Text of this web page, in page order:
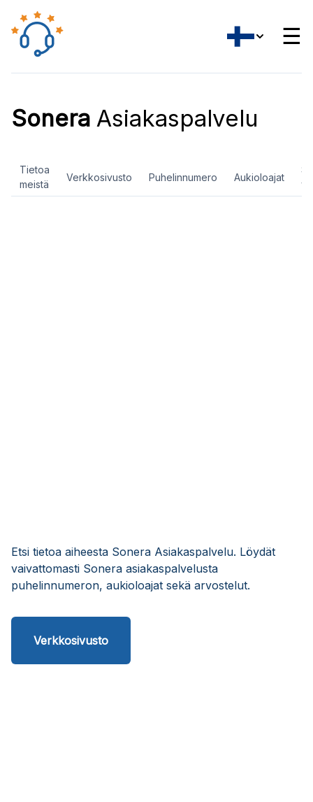
☰
Sonera Asiakaspalvelu
Tietoa
meistä
Verkkosivusto Puhelinnumero Aukioloajat
Etsi tietoa aiheesta Sonera Asiakaspalvelu. Löydät
vaivattomasti Sonera asiakaspalvelusta
puhelinnumeron, aukioloajat sekä arvostelut.
Verkkosivusto